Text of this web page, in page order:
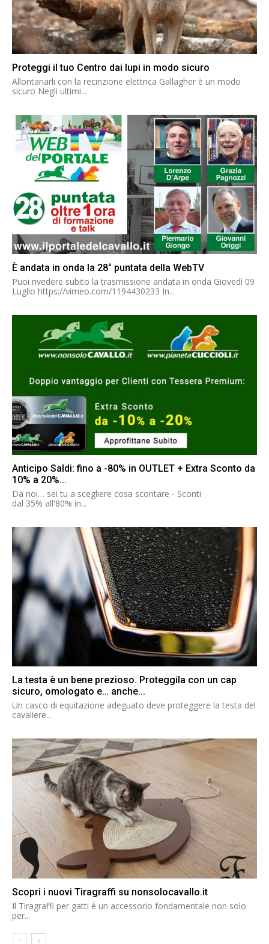
Proteggi il tuo Centro dai lupi in modo sicuro
Allontanarli con la recinzione elettrica Gallagher è un modo
sicuro Negli ultimi...
È andata in onda la 28° puntata della WebTV
Puoi rivedere subito la trasmissione andata in onda Giovedì 09
Luglio https://vimeo.com/1194430233 In...
Anticipo Saldi: fino a -80% in OUTLET + Extra Sconto da
10% a 20%...
Da noi… sei tu a scegliere cosa scontare - Sconti
dal 35% all'80% in...
La testa è un bene prezioso. Proteggila con un cap
sicuro, omologato e… anche...
Un casco di equitazione adeguato deve proteggere la testa del
cavaliere...
Scopri i nuovi Tiragraffi su nonsolocavallo.it
Il Tiragraffi per gatti è un accessorio fondamentale non solo
per...